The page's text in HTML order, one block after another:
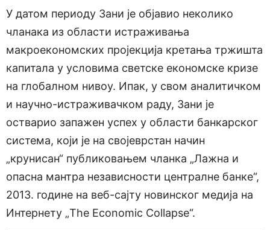
У датом периоду Зани је објавио неколико
чланака из области истраживања
макроекономских пројекција кретања тржишта
капитала у условима светске економске кризе
на глобалном нивоу. Ипак, у свом аналитичком
и научно-истраживачком раду, Зани је
остварио запажен успех у области банкарског
система, који је на својеврстан начин
„крунисан“ публиковањем чланка „Лажна и
опасна мантра независности централне банке“,
2013. године на веб-сајту новинског медија на
Интернету „The Economic Collapse“.